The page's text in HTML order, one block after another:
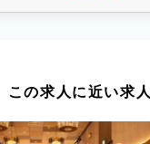
この求人に近い求人